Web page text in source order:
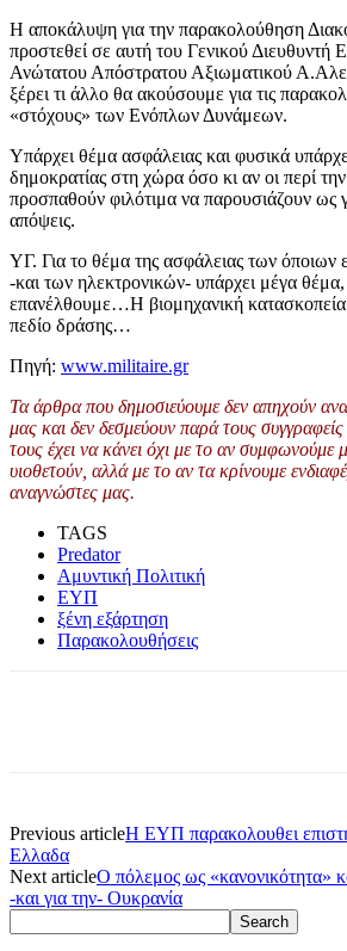
Η αποκάλυψη για την παρακολούθηση
προστεθεί σε αυτή του Γενικού Διευθυντή
Ανώτατου Απόστρατου Αξιωματικού
ξέρει τι άλλο θα ακούσουμε για τις
«στόχους» των Ενόπλων Δυνάμεων.
Υπάρχει θέμα ασφάλειας και φυσικά
δημοκρατίας στη χώρα όσο κι αν οι περί
προσπαθούν φιλότιμα να παρουσιάζουν ως
απόψεις.
ΥΓ. Για το θέμα της ασφάλειας των όποιων
-και των ηλεκτρονικών- υπάρχει μέγα θέμα,
επανέλθουμε…Η βιομηχανική κατασκοπεία
πεδίο δράσης…
Πηγή: www.militaire.gr
Τα άρθρα που δημοσιεύουμε δεν απηχούν
μας και δεν δεσμεύουν παρά τους
τους έχει να κάνει όχι με το αν συμφωνούμε
υιοθετούν, αλλά με το αν τα κρίνουμε
αναγνώστες μας.
TAGS
Predator
Αμυντική Πολιτική
ΕΥΠ
ξένη εξάρτηση
Παρακολουθήσεις
Previous articleH ΕΥΠ παρακολουθει
Ελλαδα
Next articleΟ πόλεμος ως «κανονικότητα»
-και για την- Ουκρανία